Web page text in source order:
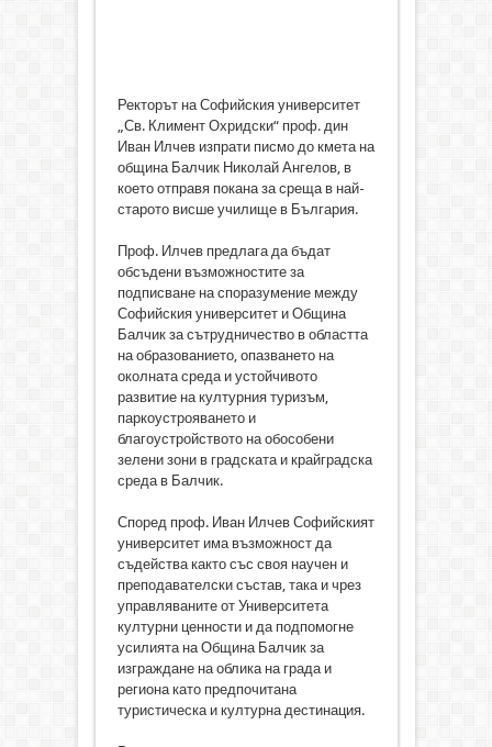
Ректорът на Софийския университет
„Св. Климент Охридски“ проф. дин
Иван Илчев изпрати писмо до кмета на
община Балчик Николай Ангелов, в
което отправя покана за среща в най-
старото висше училище в България.
Проф. Илчев предлага да бъдат
обсъдени възможностите за
подписване на споразумение между
Софийския университет и Община
Балчик за сътрудничество в областта
на образованието, опазването на
околната среда и устойчивото
развитие на културния туризъм,
паркоустрояването и
благоустройството на обособени
зелени зони в градската и крайградска
среда в Балчик.
Според проф. Иван Илчев Софийският
университет има възможност да
съдейства както със своя научен и
преподавателски състав, така и чрез
управляваните от Университета
културни ценности и да подпомогне
усилията на Община Балчик за
изграждане на облика на града и
региона като предпочитана
туристическа и културна дестинация.